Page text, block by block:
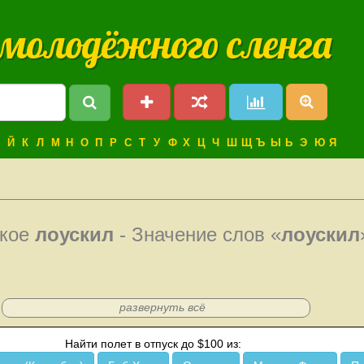
сленга
Й К Л М Н О П Р С Т У Ф Х Ц Ч Ш Щ Ъ Ы Ь Э Ю Я
лоускил - Значение слов «лоускил
развернуть всё
Найти полет в отпуск до $100 из: